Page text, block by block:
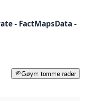
- FactMapsData -
Gøym tomme rader